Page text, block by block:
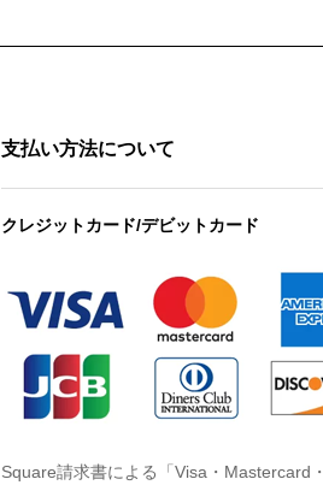
支払い方法について
クレジットカード/デビットカード
Square請求書による「Visa・Mastercard